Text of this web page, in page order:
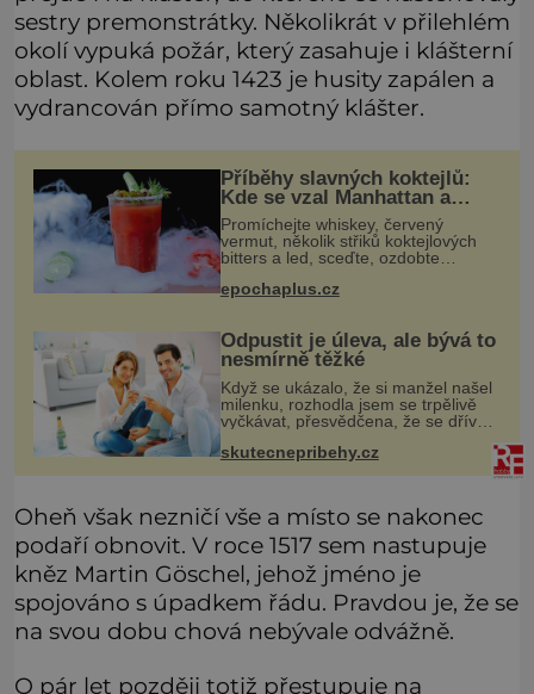
sestry premonstrátky. Několikrát v přilehlém
okolí vypuká požár, který zasahuje i klášterní
oblast. Kolem roku 1423 je husity zapálen a
vydrancován přímo samotný klášter.
Příběhy slavných koktejlů:
Kde se vzal Manhattan a
Bloody Mary?
Promíchejte whiskey, červený
vermut, několik střiků koktejlových
bitters a led, sceďte, ozdobte
koktejlovou třešinkou a tadá…
Manhattan je tu! A pokud to má být
epochaplus.cz
Odpustit je úleva, ale bývá to
nesmírně těžké
Když se ukázalo, že si manžel našel
milenku, rozhodla jsem se trpělivě
vyčkávat, přesvědčena, že se dříve
či později vrátí k rodině. Možná je to
jedna z nejtěžších věcí na světě. Ale
skutecnepribehy.cz
Oheň však nezničí vše a místo se nakonec
podaří obnovit. V roce 1517 sem nastupuje
kněz Martin Göschel, jehož jméno je
spojováno s úpadkem řádu. Pravdou je, že se
na svou dobu chová nebývale odvážně.
O pár let později totiž přestupuje na